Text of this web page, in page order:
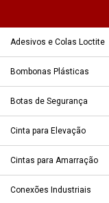
Adesivos e Colas Loctite
Bombonas Plásticas
Botas de Segurança
Cinta para Elevação
Cintas para Amarração
Conexões Industriais